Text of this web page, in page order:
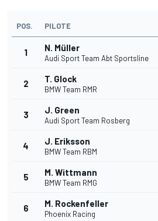
POS. PILOTE
1 N. Müller
Audi Sport Team Abt Sportsline
2 T. Glock
BMW Team RMR
3 J. Green
Audi Sport Team Rosberg
4 J. Eriksson
BMW Team RBM
5 M. Wittmann
BMW Team RMG
6 M. Rockenfeller
Phoenix Racing